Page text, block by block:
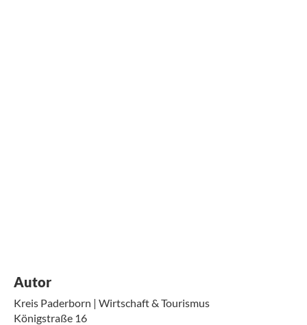
Autor
Kreis Paderborn | Wirtschaft & Tourismus
Königstraße 16